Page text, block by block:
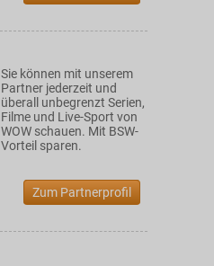
Sie können mit unserem
Partner jederzeit und
überall unbegrenzt Serien,
Filme und Live-Sport von
WOW schauen. Mit BSW-
Vorteil sparen.
Zum Partnerprofil